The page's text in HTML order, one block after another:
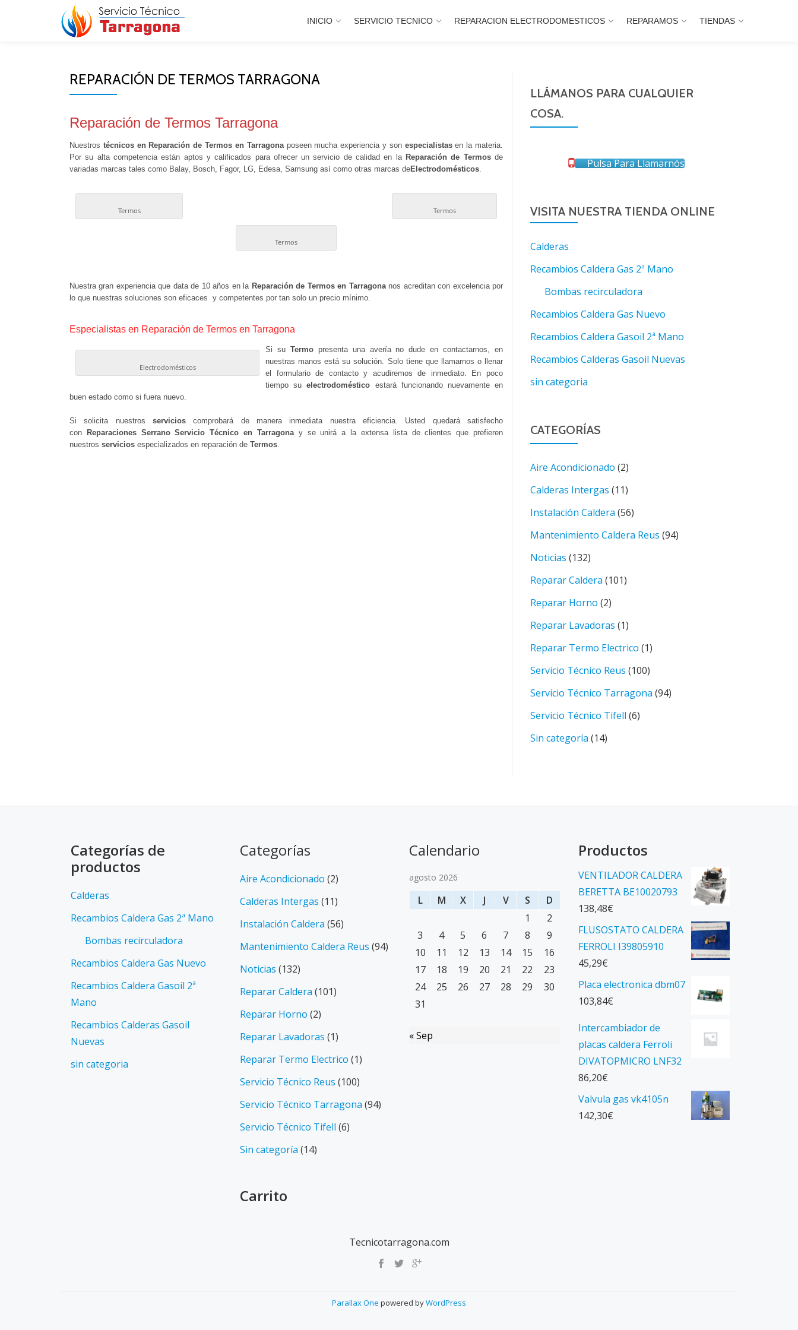
INICIO SERVICIO TECNICO REPARACION ELECTRODOMESTICOS REPARAMOS TIENDAS
REPARACIÓN DE TERMOS TARRAGONA
Reparación de Termos Tarragona
Nuestros técnicos en Reparación de Termos en Tarragonaposeen mucha experiencia y son especialistasen la materia.
Por su alta competencia están aptos y calificados para ofrecer un servicio de calidad en la Reparación de Termosde
variadas marcas tales como Balay, Bosch, Fagor, LG, Edesa, Samsung así como otras marcas deElectrodomésticos.
Termos Termos
Termos
Nuestra gran experiencia que data de 10 años en la Reparación de Termos en Tarragonanos acreditan con excelencia por
lo que nuestras soluciones son eficaces y competentes por tan solo un precio mínimo.
Especialistas en Reparación de Termos en Tarragona
Electrodomésticos
Si su Termo presenta una avería no dude en contactarnos, en
nuestras manos está su solución. Solo tiene que llamarnos o llenar
el formulario de contacto y acudiremos de inmediato. En poco
tiempo suelectrodoméstico estará funcionando nuevamente en
buen estado como si fuera nuevo.
Si solicita nuestros servicios comprobará de manera inmediata nuestra eficiencia. Usted quedará satisfecho
con
Reparaciones Serrano Servicio Técnico en Tarragonay se unirá a la extensa lista de clientes que prefieren
nuestros servicios especializados en reparación de Termos.
LLÁMANOS PARA CUALQUIER
COSA.
Pulsa Para Llamarnós
VISITA NUESTRA TIENDA ONLINE
Calderas
Recambios Caldera Gas 2ª Mano
Bombas recirculadora
Recambios Caldera Gas Nuevo
Recambios Caldera Gasoil 2ª Mano
Recambios Calderas Gasoil Nuevas
sin categoria
CATEGORÍAS
Aire Acondicionado (2)
Calderas Intergas (11)
Instalación Caldera (56)
Mantenimiento Caldera Reus (94)
Noticias (132)
Reparar Caldera (101)
Reparar Horno (2)
Reparar Lavadoras (1)
Reparar Termo Electrico (1)
Servicio Técnico Reus (100)
Servicio Técnico Tarragona (94)
Servicio Técnico Tifell (6)
Sin categoría (14)
Categorías de
productos
Calderas
Recambios Caldera Gas 2ª Mano
Bombas recirculadora
Recambios Caldera Gas Nuevo
Recambios Caldera Gasoil 2ª
Mano
Recambios Calderas Gasoil
Nuevas
sin categoria
Categorías
Aire Acondicionado (2)
Calderas Intergas (11)
Instalación Caldera (56)
Mantenimiento Caldera Reus (94)
Noticias (132)
Reparar Caldera (101)
Reparar Horno (2)
Reparar Lavadoras (1)
Reparar Termo Electrico (1)
Servicio Técnico Reus (100)
Servicio Técnico Tarragona (94)
Servicio Técnico Tifell (6)
Sin categoría (14)
Carrito
Calendario
agosto 2026
L M X J V S
D
1
2
3
4 5 6 7 8
9
10
11 12 13 14 15
16
17
18 19 20 21 22
23
24
25 26 27 28 29
30
31
« Sep
Productos
VENTILADOR CALDERA
BERETTA BE10020793
138,48€
FLUSOSTATO CALDERA
FERROLI I39805910
45,29€
Placa electronica dbm07
103,84€
Intercambiador de
placas caldera Ferroli
DIVATOPMICRO LNF32
86,20€
Valvula gas vk4105n
142,30€
Tecnicotarragona.com
Parallax One powered byWordPress